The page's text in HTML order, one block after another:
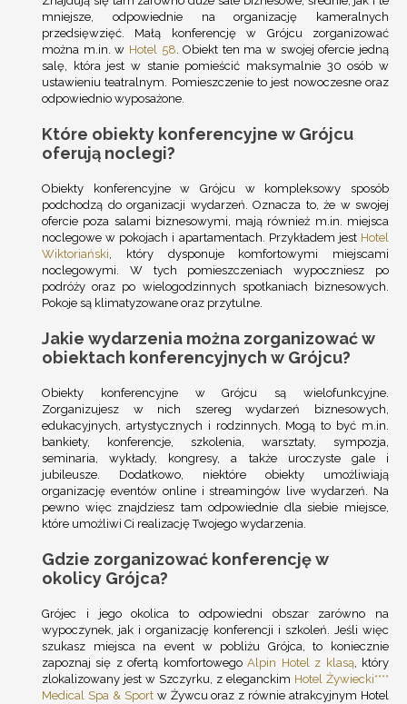
mniejsze, odpowiednie na organizację kameralnych
przedsięwzięć. Małą konferencję w Grójcu zorganizować
można m.in. w Hotel 58. Obiekt ten ma w swojej ofercie jedną
salę, która jest w stanie pomieścić maksymalnie 30 osób w
ustawieniu teatralnym. Pomieszczenie to jest nowoczesne oraz
odpowiednio wyposażone.
Które obiekty konferencyjne w Grójcu
oferują noclegi?
Obiekty konferencyjne w Grójcu w kompleksowy sposób
podchodzą do organizacji wydarzeń. Oznacza to, że w swojej
ofercie poza salami biznesowymi, mają również m.in. miejsca
noclegowe w pokojach i apartamentach. Przykładem jest Hotel
Wiktoriański, który dysponuje komfortowymi miejscami
noclegowymi. W tych pomieszczeniach wypoczniesz po
podróży oraz po wielogodzinnych spotkaniach biznesowych.
Pokoje są klimatyzowane oraz przytulne.
Jakie wydarzenia można zorganizować w
obiektach konferencyjnych w Grójcu?
Obiekty konferencyjne w Grójcu są wielofunkcyjne.
Zorganizujesz w nich szereg wydarzeń biznesowych,
edukacyjnych, artystycznych i rodzinnych. Mogą to być m.in.
bankiety, konferencje, szkolenia, warsztaty, sympozja,
seminaria, wykłady, kongresy, a także uroczyste gale i
jubileusze. Dodatkowo, niektóre obiekty umożliwiają
organizację eventów online i streamingów live wydarzeń. Na
pewno więc znajdziesz tam odpowiednie dla siebie miejsce,
które umożliwi Ci realizację Twojego wydarzenia.
Gdzie zorganizować konferencję w
okolicy Grójca?
Grójec i jego okolica to odpowiedni obszar zarówno na
wypoczynek, jak i organizację konferencji i szkoleń. Jeśli więc
szukasz miejsca na event w pobliżu Grójca, to koniecznie
zapoznaj się z ofertą komfortowegoAlpin Hotel z klasą, który
zlokalizowany jest w Szczyrku, z eleganckim Hotel Żywiecki****
Medical Spa & Sportw Żywcu oraz z równie atrakcyjnym Hotel